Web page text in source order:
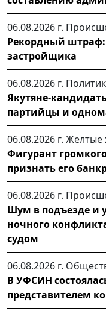
06.08.2026 г.
Рекордный
застройщика
06.08.2026 г.
Якутяне-
партийцы и
06.08.2026 г. Желтые
Фигурант
признать его
06.08.2026 г.
Шум в подъезде и
ночного
судом
06.08.2026 г.
В УФСИН
представителем